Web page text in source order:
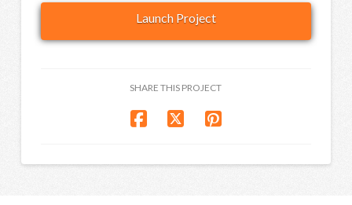
Launch Project
SHARE THIS PROJECT